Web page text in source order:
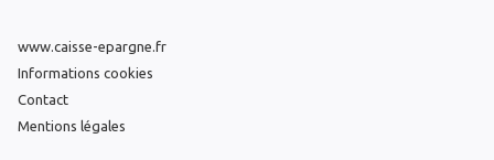
www.caisse-epargne.fr
Informations cookies
Contact
Mentions légales